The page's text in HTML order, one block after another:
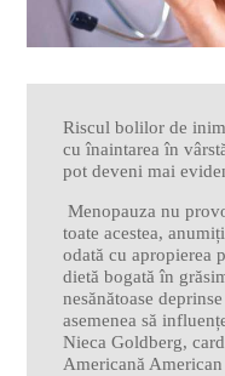
CONTACT
Riscul bolilor de
cu înaintarea în
pot deveni mai
Menopauza nu
toate acestea,
odată cu apropierea
dietă bogată în
nesănătoase
asemenea să
Nieca Goldberg,
Americană